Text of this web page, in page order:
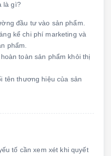
là gì?
đầu tư vào sản phẩm.
kể chi phí marketing và
phẩm.
toàn sản phẩm khỏi thị
tên thương hiệu của sản
tố cần xem xét khi quyết